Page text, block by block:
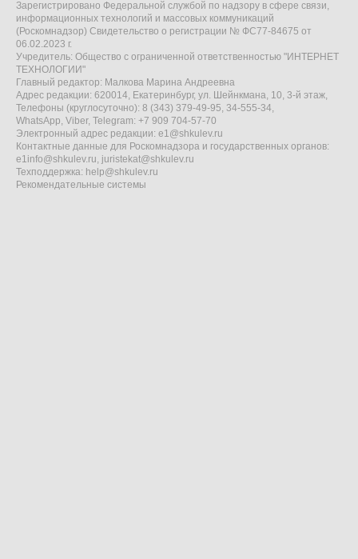
Зарегистрировано Федеральной службой по надзору в сфере связи,
информационных технологий и массовых коммуникаций
(Роскомнадзор) Свидетельство о регистрации № ФС77-84675 от
06.02.2023 г.
Учредитель: Общество с ограниченной ответственностью "ИНТЕРНЕТ
ТЕХНОЛОГИИ"
Главный редактор: Малкова Марина Андреевна
Адрес редакции: 620014, Екатеринбург, ул. Шейнкмана, 10, 3-й этаж,
Телефоны (круглосуточно): 8 (343) 379-49-95, 34-555-34,
WhatsApp, Viber, Telegram: +7 909 704-57-70
Электронный адрес редакции: e1@shkulev.ru
Контактные данные для Роскомнадзора и государственных органов:
e1info@shkulev.ru, juristekat@shkulev.ru
Техподдержка: help@shkulev.ru
Рекомендательные системы